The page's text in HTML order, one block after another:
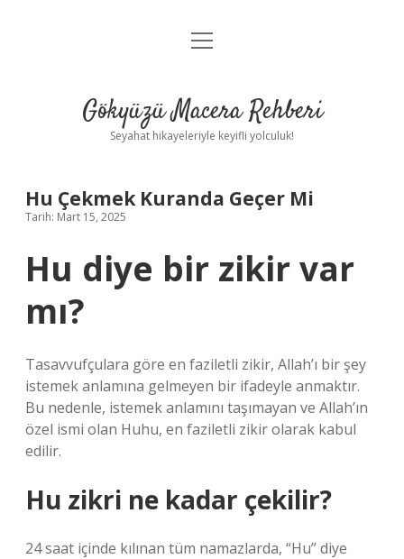
Anasayfa
Yasal Uyarı
menüyü
Gökyüzü Macera Rehberi
Seyahat hikayeleriyle keyifli yolculuk!
Hu Çekmek Kuranda Geçer Mi
Tarih: Mart 15, 2025
Hu diye bir zikir var
mı?
Tasavvufçulara göre en faziletli zikir, Allah’ı bir şey
istemek anlamına gelmeyen bir ifadeyle anmaktır.
Bu nedenle, istemek anlamını taşımayan ve Allah’ın
özel ismi olan Huhu, en faziletli zikir olarak kabul
edilir.
Hu zikri ne kadar çekilir?
24 saat içinde kılınan tüm namazlarda, “Hu” diye